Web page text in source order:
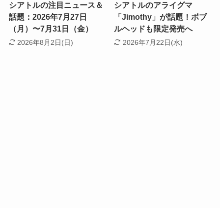
シアトルの注目ニュース＆
話題：2026年7月27日
（月）〜7月31日（金）
2026年8月2日(日)
シアトルのアライグマ
「Jimothy」が話題！ボブ
ルヘッドも限定発売へ
2026年7月22日(水)